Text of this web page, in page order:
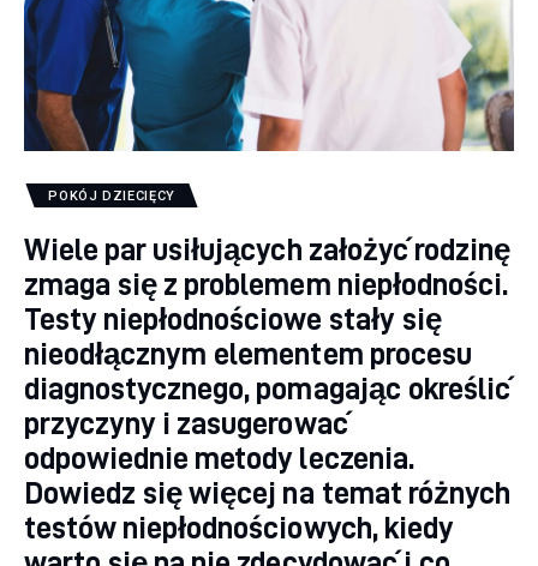
POKÓJ DZIECIĘCY
Wiele par usiłujących założyć rodzinę
zmaga się z problemem niepłodności.
Testy niepłodnościowe stały się
nieodłącznym elementem procesu
diagnostycznego, pomagając określić
przyczyny i zasugerować
odpowiednie metody leczenia.
Dowiedz się więcej na temat różnych
testów niepłodnościowych, kiedy